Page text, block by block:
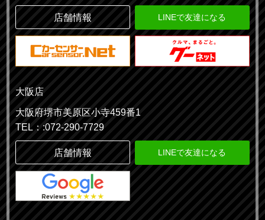
店舗情報 LINEで友達になる
大阪店
大阪府堺市美原区小寺459番1
TEL：:072-290-7729
店舗情報 LINEで友達になる